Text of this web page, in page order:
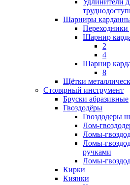
Удлинители
Шарниры
Переходники
Шарнир
2
4
Шарнир
8
Щётки
Столярный инструмент
Бруски абразивные
Гвоздодёры
Гвоздодеры
Лом-
Ломы-
Ломы-
ручками
Ломы-
Кирки
Киянки